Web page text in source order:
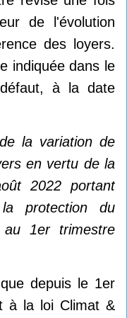
de l'évolution
des loyers.
indiquée dans le
à la date
la variation de
en vertu de la
2022 portant
protection du
1er trimestre
depuis le 1er
à la loi Climat &